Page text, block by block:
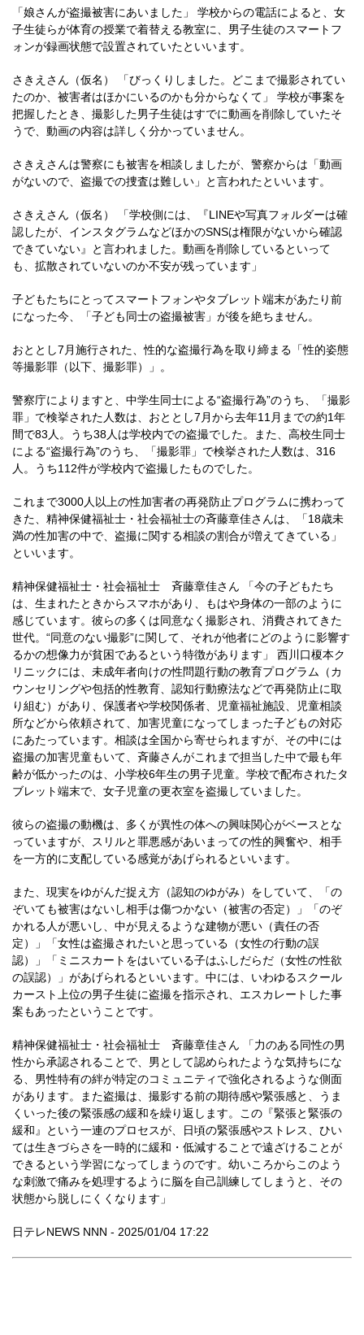
「娘さんが盗撮被害にあいました」 学校からの電話によると、女
子生徒らが体育の授業で着替える教室に、男子生徒のスマートフ
ォンが録画状態で設置されていたといいます。
さきえさん（仮名） 「びっくりしました。どこまで撮影されてい
たのか、被害者はほかにいるのかも分からなくて」 学校が事案を
把握したとき、撮影した男子生徒はすでに動画を削除していたそ
うで、動画の内容は詳しく分かっていません。
さきえさんは警察にも被害を相談しましたが、警察からは「動画
がないので、盗撮での捜査は難しい」と言われたといいます。
さきえさん（仮名） 「学校側には、『LINEや写真フォルダーは確
認したが、インスタグラムなどほかのSNSは権限がないから確認
できていない』と言われました。動画を削除しているといって
も、拡散されていないのか不安が残っています」
子どもたちにとってスマートフォンやタブレット端末があたり前
になった今、「子ども同士の盗撮被害」が後を絶ちません。
おととし7月施行された、性的な盗撮行為を取り締まる「性的姿態
等撮影罪（以下、撮影罪）」。
警察庁によりますと、中学生同士による“盗撮行為”のうち、「撮影
罪」で検挙された人数は、おととし7月から去年11月までの約1年
間で83人。うち38人は学校内での盗撮でした。また、高校生同士
による“盗撮行為”のうち、「撮影罪」で検挙された人数は、316
人。うち112件が学校内で盗撮したものでした。
これまで3000人以上の性加害者の再発防止プログラムに携わって
きた、精神保健福祉士・社会福祉士の斉藤章佳さんは、「18歳未
満の性加害の中で、盗撮に関する相談の割合が増えてきている」
といいます。
精神保健福祉士・社会福祉士 斉藤章佳さん 「今の子どもたち
は、生まれたときからスマホがあり、もはや身体の一部のように
感じています。彼らの多くは同意なく撮影され、消費されてきた
世代。“同意のない撮影”に関して、それが他者にどのように影響す
るかの想像力が貧困であるという特徴があります」 西川口榎本ク
リニックには、未成年者向けの性問題行動の教育プログラム（カ
ウンセリングや包括的性教育、認知行動療法などで再発防止に取
り組む）があり、保護者や学校関係者、児童福祉施設、児童相談
所などから依頼されて、加害児童になってしまった子どもの対応
にあたっています。相談は全国から寄せられますが、その中には
盗撮の加害児童もいて、斉藤さんがこれまで担当した中で最も年
齢が低かったのは、小学校6年生の男子児童。学校で配布されたタ
ブレット端末で、女子児童の更衣室を盗撮していました。
彼らの盗撮の動機は、多くが異性の体への興味関心がベースとな
っていますが、スリルと罪悪感があいまっての性的興奮や、相手
を一方的に支配している感覚があげられるといいます。
また、現実をゆがんだ捉え方（認知のゆがみ）をしていて、「の
ぞいても被害はないし相手は傷つかない（被害の否定）」「のぞ
かれる人が悪いし、中が見えるような建物が悪い（責任の否
定）」「女性は盗撮されたいと思っている（女性の行動の誤
認）」「ミニスカートをはいている子はふしだらだ（女性の性欲
の誤認）」があげられるといいます。中には、いわゆるスクール
カースト上位の男子生徒に盗撮を指示され、エスカレートした事
案もあったということです。
精神保健福祉士・社会福祉士 斉藤章佳さん 「力のある同性の男
性から承認されることで、男として認められたような気持ちにな
る、男性特有の絆が特定のコミュニティで強化されるような側面
があります。また盗撮は、撮影する前の期待感や緊張感と、うま
くいった後の緊張感の緩和を繰り返します。この『緊張と緊張の
緩和』という一連のプロセスが、日頃の緊張感やストレス、ひい
ては生きづらさを一時的に緩和・低減することで遠ざけることが
できるという学習になってしまうのです。幼いころからこのよう
な刺激で痛みを処理するように脳を自己訓練してしまうと、その
状態から脱しにくくなります」
日テレNEWS NNN - 2025/01/04 17:22